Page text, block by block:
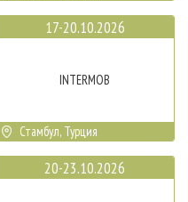
17-20.10.2026
INTERMOB
Стамбул, Турция
20-23.10.2026